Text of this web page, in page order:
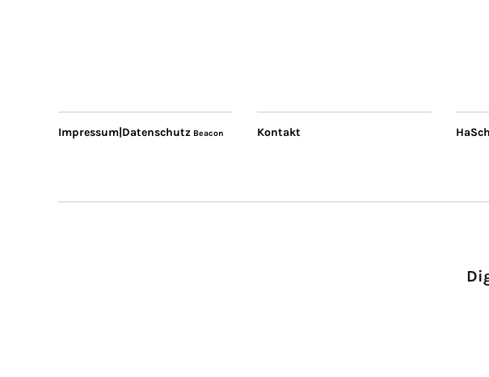
Impressum|Datenschutz Beacon Kontakt